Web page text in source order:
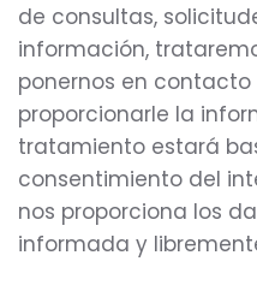
de consultas,
información,
ponernos en
proporcionarle la
tratamiento estará
consentimiento del
nos proporciona los
informada y